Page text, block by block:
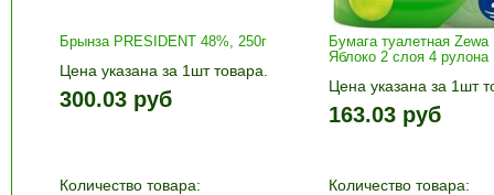
Брынза PRESIDENT 48%, 250г
Цена указана за 1шт товара.
1шт прибавляется кнопками «+»
и «-». Выберите нужное
300.03 руб
Количество товара:
Бумага туалетная Zewa
Яблоко 2 слоя 4 рулона
Цена указана за 1шт
1шт прибавляется
и «-». Выберите
163.03 руб
Количество товара: